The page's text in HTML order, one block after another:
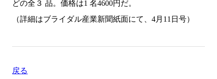
どの全３ 品。価格は1 名4600円だ。
（詳細はブライダル産業新聞紙面にて、4月11日号）
戻る